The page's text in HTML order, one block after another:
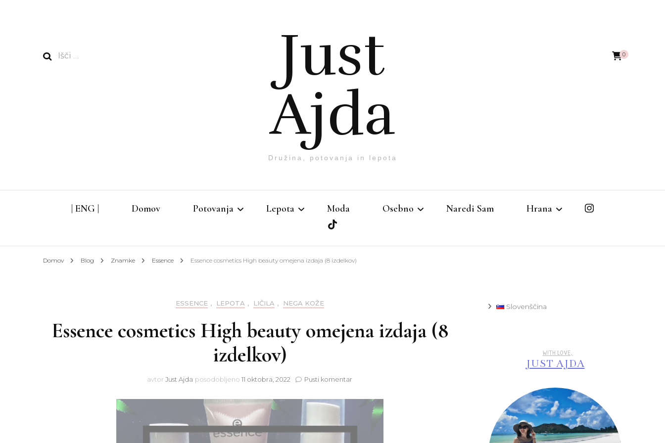
Išči:
Just
Ajda
Družina, potovanja in lepota
0
| ENG | Domov Potovanja
Evropa
Slovenija
Hotel
Lepota
Nega las
Nohti
Moda Osebno Naredi Sam Hrana
Domov Blog Znamke Essence Essence cosmetics High beauty omejena izdaja (8 izdelkov)
ESSENCE , LEPOTA , LIČILA , NEGA KOŽE
Essence cosmetics High beauty omejena izdaja (8
izdelkov)
avtor Just Ajda posodobljeno 11 oktobra, 2022 Pusti komentarna
cosmetics
beauty
omejena
Slovenščina
WITH LOVE,
JUST AJDA